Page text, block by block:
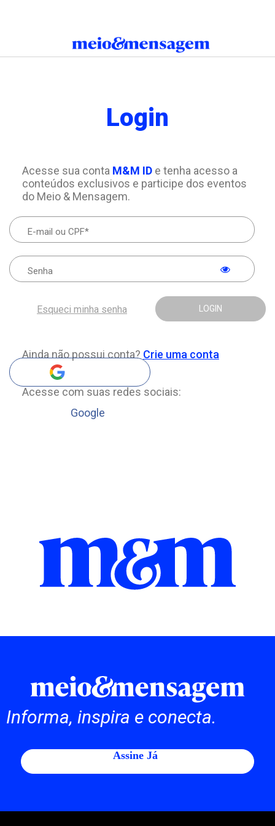
Login
Acesse sua conta M&M IDe tenha acesso a
conteúdos exclusivos e participe dos eventos
do Meio & Mensagem.
LOGIN
Esqueci minha senha
Ainda não possui conta? Crie uma conta
Acesse com suas redes sociais:
Google
Informa, inspira e conecta.
Assine Já